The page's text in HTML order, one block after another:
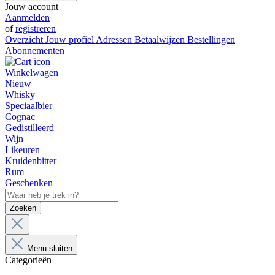
Jouw account
Aanmelden
ofregistreren
Overzicht Jouw profiel Adressen Betaalwijzen Bestellingen
Abonnementen
Winkelwagen
Nieuw
Whisky
Speciaalbier
Cognac
Gedistilleerd
Wijn
Likeuren
Kruidenbitter
Rum
Geschenken
Zoeken
Menu sluiten
Categorieën